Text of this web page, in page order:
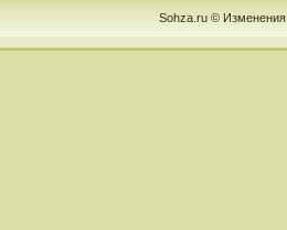
Sohza.ru © Изменения